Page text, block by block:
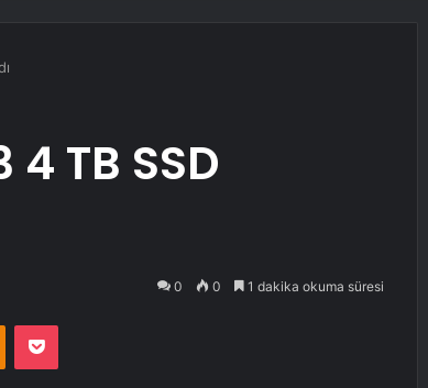
4 TB SSD
0 0 1 dakika okuma süresi
Odnoklassniki
Pocket